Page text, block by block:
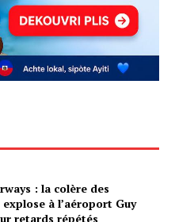
: la colère des
explose à l’aéroport Guy
retards répétés